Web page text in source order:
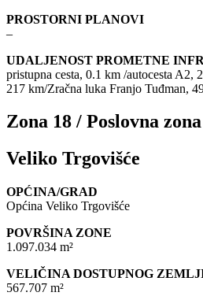
PROSTORNI PLANOVI
–
UDALJENOST PROMETNE
pristupna cesta, 0.1 km /autocesta A2,
217 km/Zračna luka Franjo Tuđman,
Zona 18 / Poslovna zona
Veliko Trgovišće
OPĆINA/GRAD
Općina Veliko Trgovišće
POVRŠINA ZONE
1.097.034 m²
VELIČINA DOSTUPNOG
567.707 m²